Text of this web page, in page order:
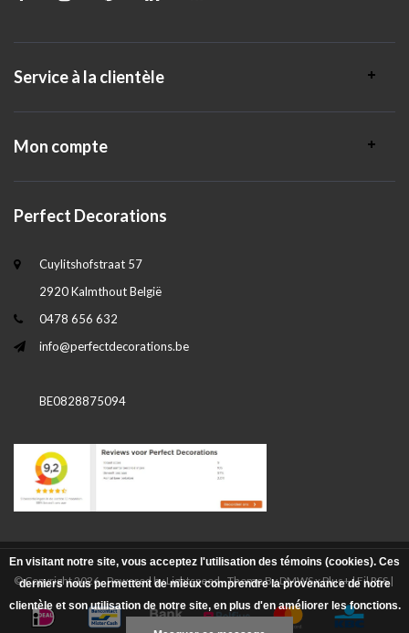
Service à la clientèle
Mon compte
Perfect Decorations
Cuylitshofstraat 57
2920 Kalmthout België
0478 656 632
info@perfectdecorations.be
BE0828875094
© Copyright 2026 - Powered byLightspeed- Theme ByDMWSxPlus+|Fil RSS|
En visitant notre site, vous acceptez l'utilisation des témoins (cookies). Ces
derniers nous permettent de mieux comprendre la provenance de notre
clientèle et son utilisation de notre site, en plus d'en améliorer les fonctions.